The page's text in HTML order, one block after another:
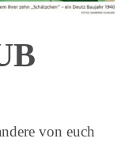
von euch